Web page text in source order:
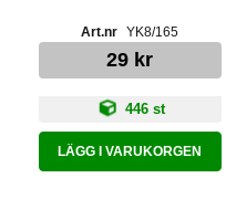
YK8/165
29 kr
446 st
LÄGG I VARUKORGEN